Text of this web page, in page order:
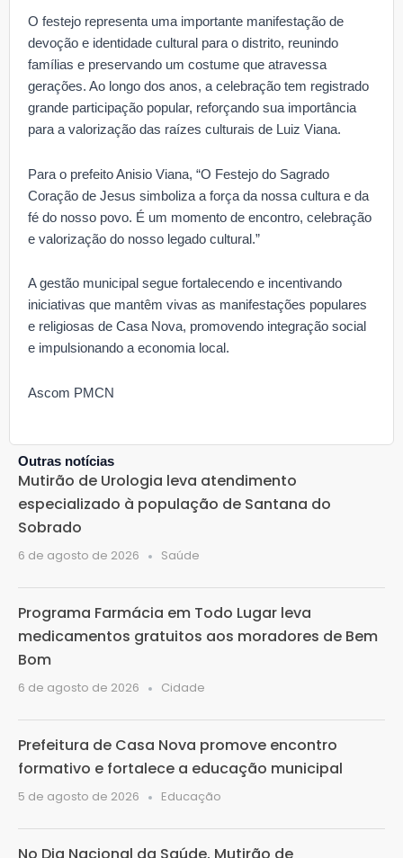
O festejo representa uma importante manifestação de
devoção e identidade cultural para o distrito, reunindo
famílias e preservando um costume que atravessa
gerações. Ao longo dos anos, a celebração tem registrado
grande participação popular, reforçando sua importância
para a valorização das raízes culturais de Luiz Viana.
Para o prefeito Anisio Viana, “O Festejo do Sagrado
Coração de Jesus simboliza a força da nossa cultura e da
fé do nosso povo. É um momento de encontro, celebração
e valorização do nosso legado cultural.”
A gestão municipal segue fortalecendo e incentivando
iniciativas que mantêm vivas as manifestações populares
e religiosas de Casa Nova, promovendo integração social
e impulsionando a economia local.
Ascom PMCN
Outras notícias
Mutirão de Urologia leva atendimento
especializado à população de Santana do
Sobrado
6 de agosto de 2026 Saúde
Programa Farmácia em Todo Lugar leva
medicamentos gratuitos aos moradores de Bem
Bom
6 de agosto de 2026 Cidade
Prefeitura de Casa Nova promove encontro
formativo e fortalece a educação municipal
5 de agosto de 2026 Educação